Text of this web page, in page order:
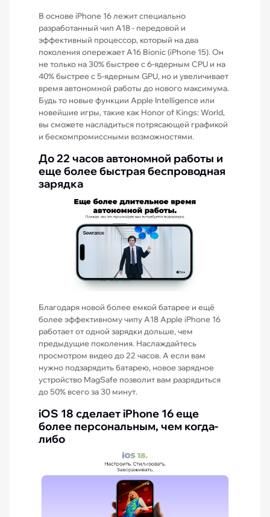
В основе iPhone 16 лежит специально
разработанный чип A18 - передовой и
эффективный процессор, который на два
поколения опережает A16 Bionic (iPhone 15). Он
не только на 30% быстрее с 6-ядерным CPU и на
40% быстрее с 5-ядерным GPU, но и увеличивает
время автономной работы до нового максимума.
Будь то новые функции Apple Intelligence или
новейшие игры, такие как Honor of Kings: World,
вы сможете насладиться потрясающей графикой
и бескомпромиссными возможностями.
До 22 часов автономной работы и
еще более быстрая беспроводная
зарядка
Благодаря новой более емкой батарее и ещё
более эффективному чипу A18 Apple iPhone 16
работает от одной зарядки дольше, чем
предыдущие поколения. Наслаждайтесь
просмотром видео до 22 часов. А если вам
нужно подзарядить батарею, новое зарядное
устройство MagSafe позволит вам разрядиться
до 50% всего за 30 минут.
iOS 18 сделает iPhone 16 еще
более персональным, чем когда-
либо